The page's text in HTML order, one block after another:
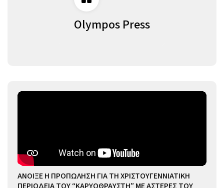
Olympos Press
ΑΝΟΙΞΕ Η ΠΡΟΠΩΛΗΣΗ ΓΙΑ ΤΗ ΧΡΙΣΤΟΥΓΕΝΝΙΑΤΙΚΗ